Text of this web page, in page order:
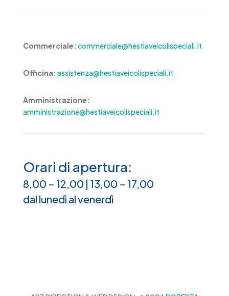
Commerciale: commerciale@hestiaveicolispeciali.it
Officina: assistenza@hestiaveicolispeciali.it
Amministrazione:
amministrazione@hestiaveicolispeciali.it
Orari di apertura:
8,00 – 12,00 | 13,00 – 17,00
dal lunedì al venerdì